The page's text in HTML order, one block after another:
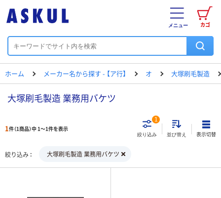
カゴ
メニュー
ホーム メーカー名から探す - 【ア行】 オ 大塚刷毛製造
大塚刷毛製造 業務用バケツ
1件（1商品）中 1～1件を表示
絞り込み
1
並び替え 表示切替
絞り込み 大塚刷毛製造 業務用バケツ